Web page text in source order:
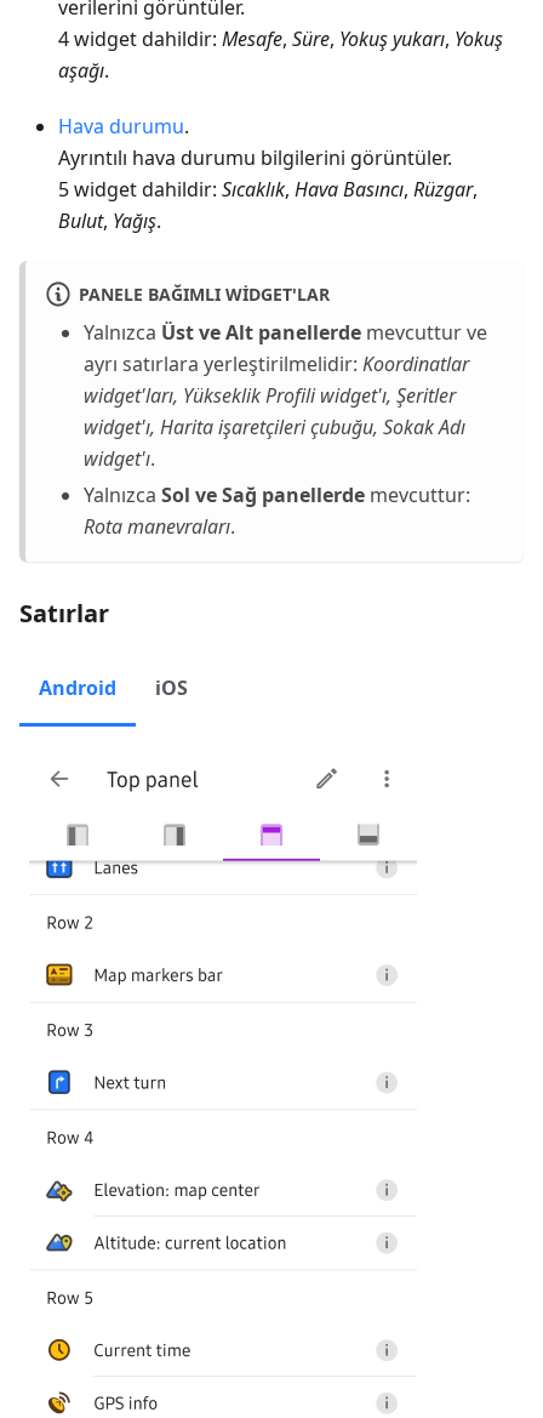
verilerini görüntüler.
4 widget dahildir: Mesafe, Süre, Yokuş yukarı, Yokuş
aşağı.
Hava durumu.
Ayrıntılı hava durumu bilgilerini görüntüler.
5 widget dahildir: Sıcaklık, Hava Basıncı, Rüzgar,
Bulut, Yağış.
PANELE BAĞIMLI WIDGET'LAR
Yalnızca Üst ve Alt panellerde mevcuttur ve
ayrı satırlara yerleştirilmelidir: Koordinatlar
widget'ları, Yükseklik Profili widget'ı, Şeritler
widget'ı, Harita işaretçileri çubuğu, Sokak Adı
widget'ı.
Yalnızca Sol ve Sağ panellerde mevcuttur:
Rota manevraları.
Satırlar
Android iOS